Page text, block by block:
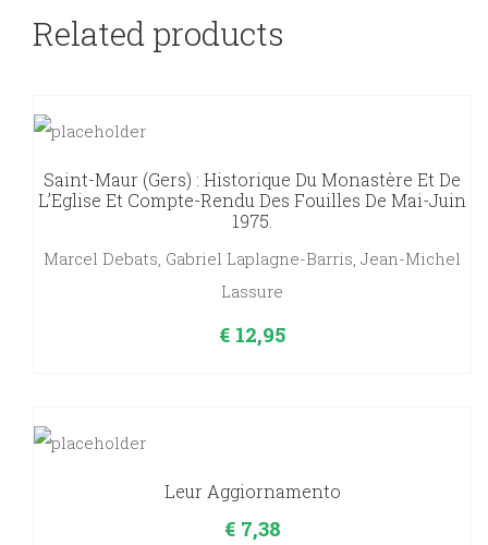
Related products
Saint-Maur (Gers) : Historique Du Monastère Et De
L’Eglise Et Compte-Rendu Des Fouilles De Mai-Juin
1975.
Marcel Debats, Gabriel Laplagne-Barris, Jean-Michel
Lassure
€ 12,95
Leur Aggiornamento
€7,38